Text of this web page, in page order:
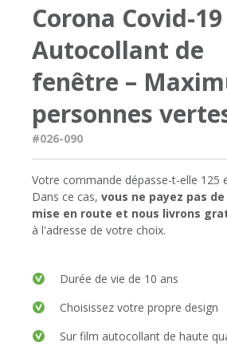
Corona Covid-19
Autocollant de
fenêtre –
personnes
#026-090
Votre commande dépasse-t-elle 125
Dans ce cas,vous ne payez pas
mise en route et nous livrons
à l'adresse de votre choix.
Durée de vie de 10 ans
Choisissez votre propre design
Sur film autocollant de haute